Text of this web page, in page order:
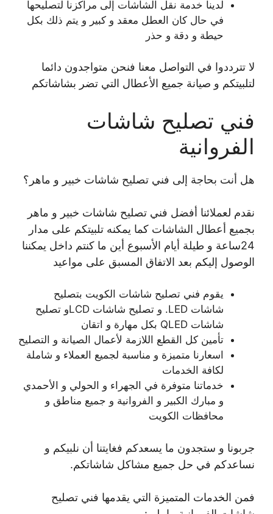
لدينا خدمة نقل الشاشات إلى مراكزنا لتصليحها
في حال كان العطل معقد و كبير و يتم ذلك بكل
حيطة و دقة و حذر
لا تترددوا في التواصل معنا فنحن متواجدون دائما
لتلبيتكم و صيانة جميع الأعطال التي تضر بشاشاتكم
فني تصليح شاشات
الفروانية
هل أنت بحاجة إلى فني تصليح شاشات خبير و ماهر؟
نقدم لعملائنا أفضل فني تصليح شاشات خبير و ماهر
بجميع أعطال الشاشات كما يمكنه تلبيتكم على مدار
24ساعة و طيلة أيام الأسبوع أين ما كنتم داخل يمكننا
الوصول إليكم بعد الاتفاق المسبق على مواعيد
يقوم فني تصليح شاشات الكويت بتصليح
شاشات LED. و تصليح شاشات LCDو تصليح
شاشات QLED بكل مهارة و اتقان
تأمين كل القطع اللازمة لأعمال الصيانة و التصليح
اسعارنا متميزة و مناسبة لجميع العملاء و شاملة
لكافة الخدمات
خدماتنا متوفرة في الجهراء و الحولي و الأحمدي
و مبارك الكبير و الفروانية و جميع مناطق و
محافظات الكويت
جربونا و ستجدون ما يسعدكم فغايتنا أن نلبيكم و
نساعدكم في حل جميع مشاكل شاشاتكم.
فمن الخدمات المتميزة التي يقدمها فني تصليح